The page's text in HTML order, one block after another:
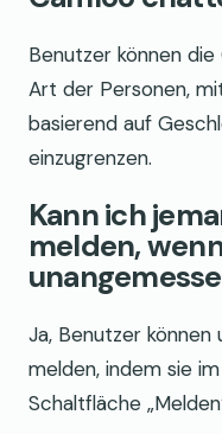
Benutzer können
Art der Personen,
basierend auf
einzugrenzen.
Kann ich
melden,
Ja, Benutzer können
melden, indem sie
Schaltfläche